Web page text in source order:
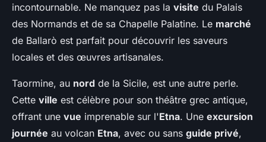
incontournable. Ne manquez pas la visite du Palais
des Normands et de sa Chapelle Palatine. Le marché
de Ballarò est parfait pour découvrir les saveurs
locales et des œuvres artisanales.
Taormine, au nord de la Sicile, est une autre perle.
Cette ville est célèbre pour son théâtre grec antique,
offrant une vue imprenable sur l'Etna. Une excursion
journée au volcan Etna, avec ou sans guide privé,